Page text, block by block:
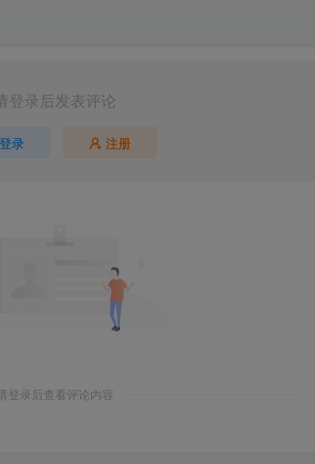
登录后发表评论
登录 注册
登录后查看评论内容